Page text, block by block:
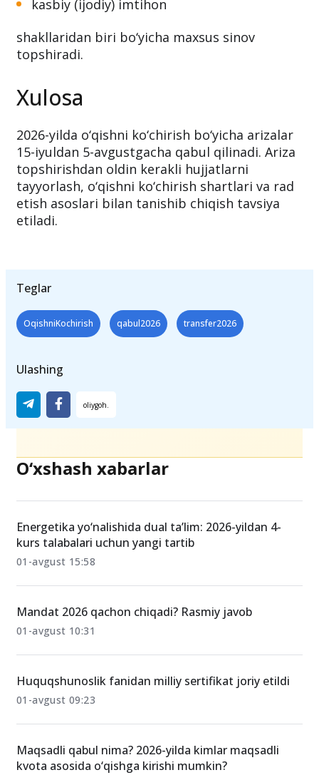
kasbiy (ijodiy) imtihon
shakllaridan biri bo‘yicha maxsus sinov
topshiradi.
Xulosa
2026-yilda o‘qishni ko‘chirish bo‘yicha arizalar
15-iyuldan 5-avgustgacha qabul qilinadi. Ariza
topshirishdan oldin kerakli hujjatlarni
tayyorlash, o‘qishni ko‘chirish shartlari va rad
etish asoslari bilan tanishib chiqish tavsiya
etiladi.
Teglar
OqishniKochirish qabul2026 transfer2026
Ulashing
O‘xshash xabarlar
Energetika yo‘nalishida dual ta’lim: 2026-yildan 4-
kurs talabalari uchun yangi tartib
01-avgust 15:58
Mandat 2026 qachon chiqadi? Rasmiy javob
01-avgust 10:31
Huquqshunoslik fanidan milliy sertifikat joriy etildi
01-avgust 09:23
Maqsadli qabul nima? 2026-yilda kimlar maqsadli
kvota asosida o‘qishga kirishi mumkin?